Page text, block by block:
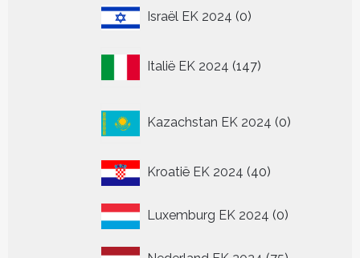
Israël EK 2024 00
Italië EK 2024 147
producten
Kazachstan EK 2024 0
producten
Kroatië EK 2024 4040
Luxemburg EK 2024 00
75